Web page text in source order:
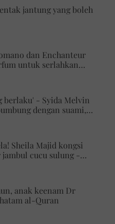
jantung yang boleh
dan Enchanteur
untuk serlahkan
berlaku' - Syida Melvin
dengan suami,
Sheila Majid kongsi
cucu sulung -
anak keenam Dr
al-Quran